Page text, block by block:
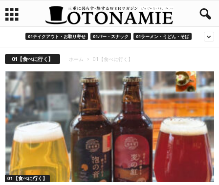
01テイクアウト・お取り寄せ 01バー・スナック 01ラーメン・うどん・そば
01【食べに行く】 ホーム 01【食べに行く】
01【食べに行く】